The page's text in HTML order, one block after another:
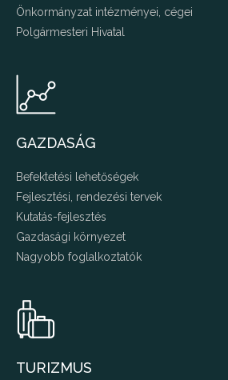
Önkormányzat intézményei, cégei
Polgármesteri Hivatal
GAZDASÁG
Befektetési lehetőségek
Fejlesztési, rendezési tervek
Kutatás-fejlesztés
Gazdasági környezet
Nagyobb foglalkoztatók
TURIZMUS